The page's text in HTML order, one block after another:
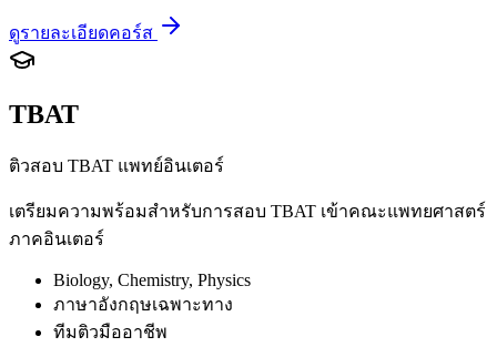
ดูรายละเอียดคอร์ส
TBAT
ติวสอบ TBAT แพทย์อินเตอร์
เตรียมความพร้อมสำหรับการสอบ TBAT เข้าคณะแพทยศาสตร์
ภาคอินเตอร์
Biology, Chemistry, Physics
ภาษาอังกฤษเฉพาะทาง
ทีมติวมืออาชีพ